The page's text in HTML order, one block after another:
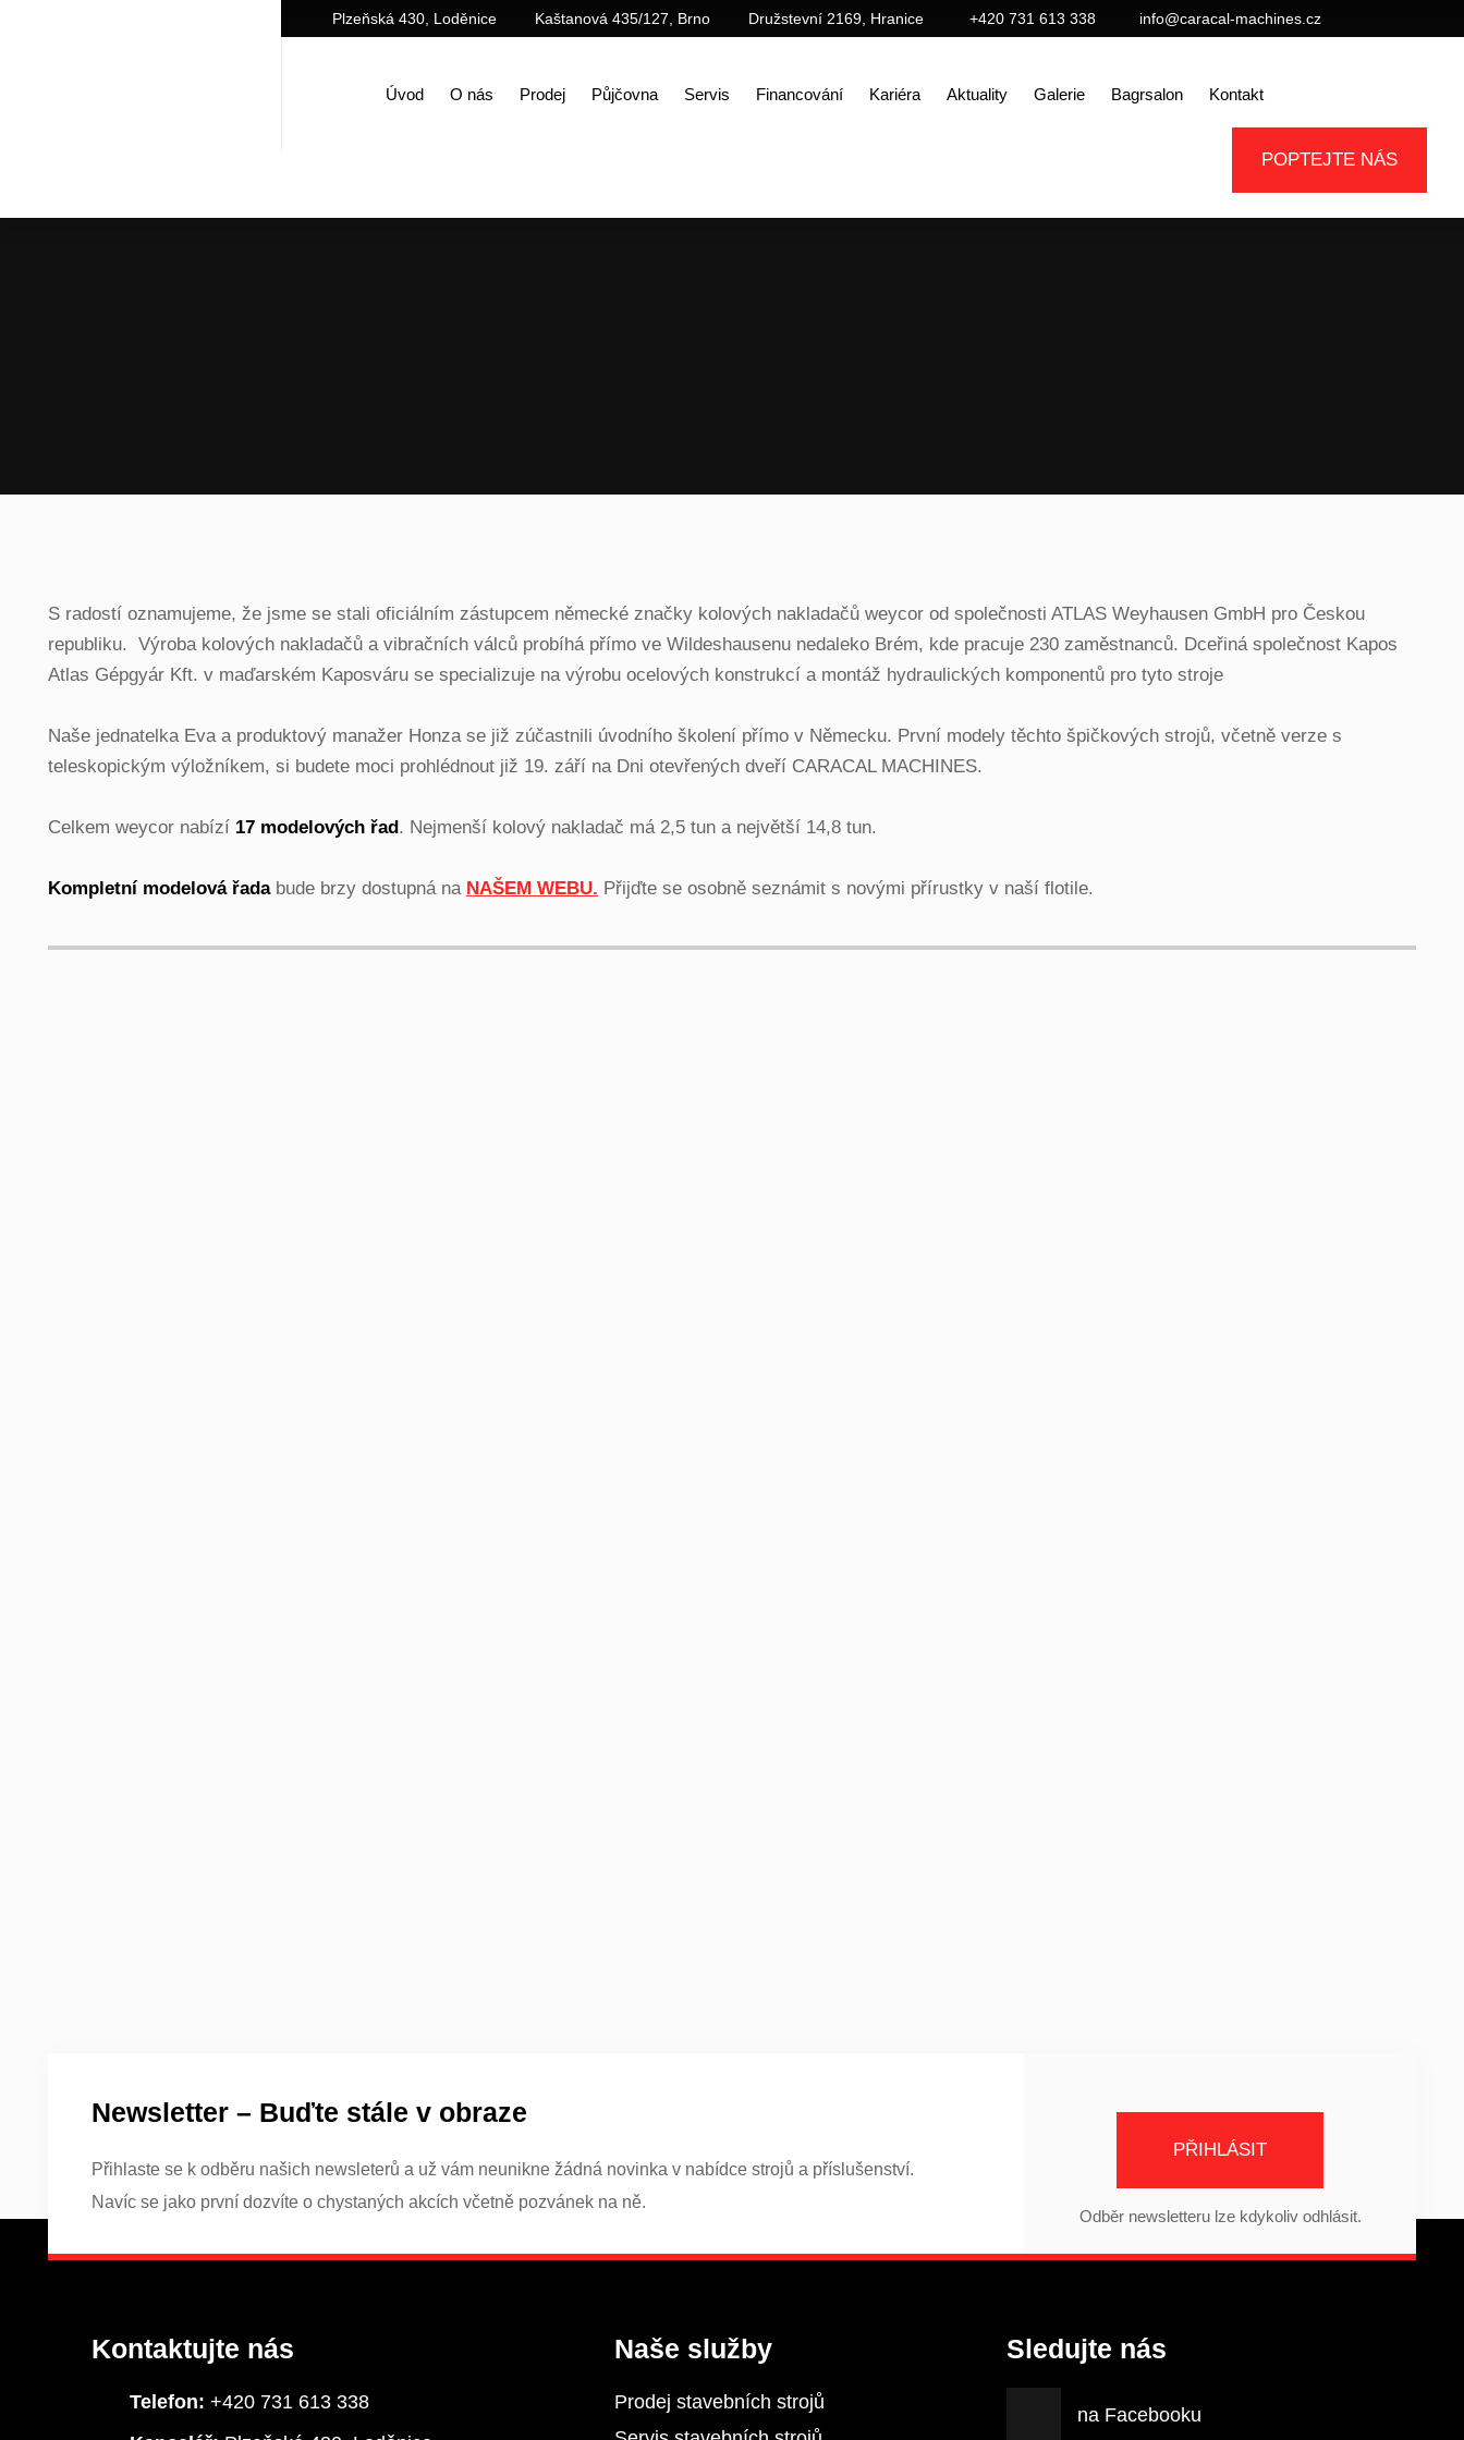
+420 731 613 338
Plzeňská 430, Loděnice info@caracal-machines.cz
Kaštanová 435/127, Brno Družstevní 2169, Hranice
Úvod O nás Prodej Půjčovna Servis Financování Kariéra Aktuality Galerie Bagrsalon Kontakt
POPTEJTE NÁS
S radostí oznamujeme, že jsme se stali oficiálním zástupcem německé značky kolových nakladačů weycor od společnosti ATLAS Weyhausen GmbH pro Českou
republiku. Výroba kolových nakladačů a vibračních válců probíhá přímo ve Wildeshausenu nedaleko Brém, kde pracuje 230 zaměstnanců. Dceřiná společnost Kapos
Atlas Gépgyár Kft. v maďarském Kaposváru se specializuje na výrobu ocelových konstrukcí a montáž hydraulických komponentů pro tyto stroje
Naše jednatelka Eva a produktový manažer Honza se již zúčastnili úvodního školení přímo v Německu. První modely těchto špičkových strojů, včetně verze s
teleskopickým výložníkem, si budete moci prohlédnout již 19. září na Dni otevřených dveří CARACAL MACHINES.
Celkem weycor nabízí 17 modelových řad. Nejmenší kolový nakladač má 2,5 tun a největší 14,8 tun.
Kompletní modelová řadabude brzy dostupná na NAŠEM WEBU. Přijďte se osobně seznámit s novými přírustky v naší flotile.
Newsletter – Buďte stále v obraze
Přihlaste se k odběru našich newsleterů a už vám neunikne žádná novinka v nabídce strojů a příslušenství.
Navíc se jako první dozvíte o chystaných akcích včetně pozvánek na ně.
PŘIHLÁSIT
Odběr newsletteru lze kdykoliv odhlásit.
Kontaktujte nás
Telefon: +420 731 613 338
Naše služby
Prodej stavebních strojů
Sledujte nás
na Facebooku